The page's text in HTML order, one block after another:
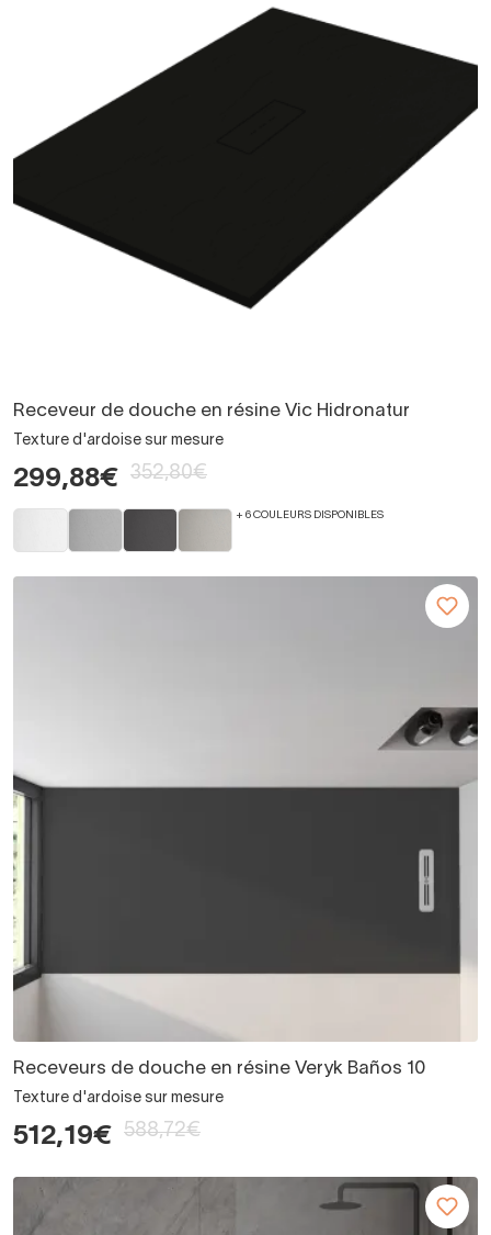
Receveur de douche en résine Vic Hidronatur
Texture d'ardoise sur mesure
299,88€ 352,80€
+ 6 COULEURS DISPONIBLES
Receveurs de douche en résine Veryk Baños 10
Texture d'ardoise sur mesure
512,19€ 588,72€